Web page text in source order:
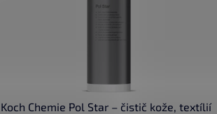
Koch Chemie Pol Star – čistič kože, textílií